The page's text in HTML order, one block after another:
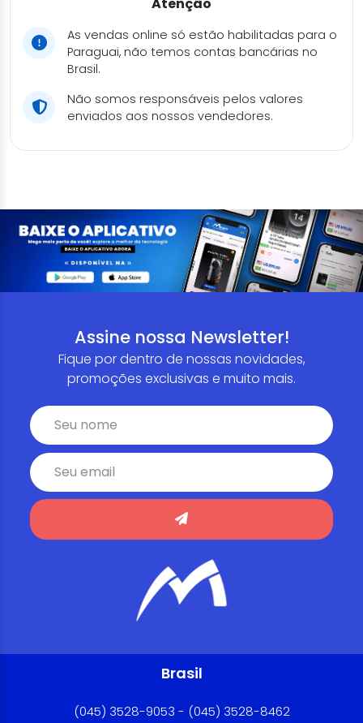
Atenção
As vendas online só estão habilitadas para o
Paraguai, não temos contas bancárias no
Brasil.
Não somos responsáveis pelos valores
enviados aos nossos vendedores.
Assine nossa Newsletter!
Fique por dentro de nossas novidades,
promoções exclusivas e muito mais.
Brasil
(045) 3528-9053 - (045) 3528-8462